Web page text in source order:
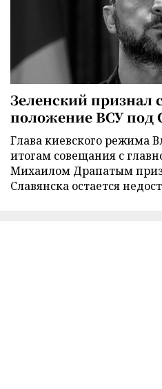
Зеленский признал
положение ВСУ под
Глава киевского режима
итогам совещания с
Михаилом Драпатым
Славянска остается